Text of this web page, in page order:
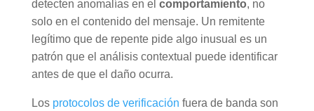
detecten anomalías en el comportamiento, no
solo en el contenido del mensaje. Un remitente
legítimo que de repente pide algo inusual es un
patrón que el análisis contextual puede identificar
antes de que el daño ocurra.
Los protocolos de verificación fuera de banda son